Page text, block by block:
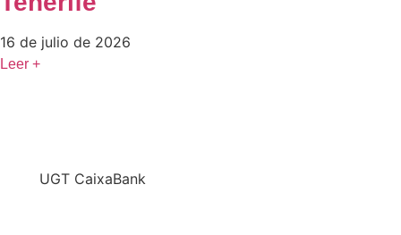
16 de julio de 2026
Leer +
UGT CaixaBank